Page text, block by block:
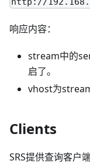
响应内容：
stream中的
启了。
vhost为
Clients
SRS提供查询客户